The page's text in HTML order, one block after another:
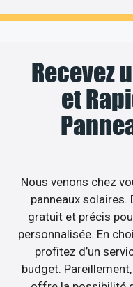
Recevez
et
Nous venons chez
panneaux solaires.
gratuit et précis
personnalisée. En
profitez d’un
budget.